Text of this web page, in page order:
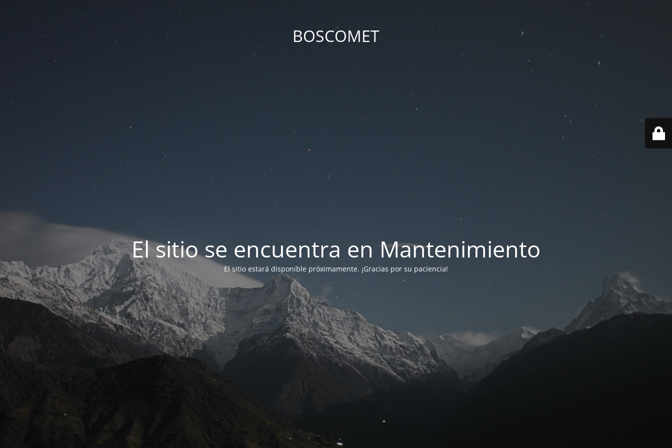
BOSCOMET
El sitio se encuentra en Mantenimiento
El sitio estará disponible próximamente. ¡Gracias por su paciencia!